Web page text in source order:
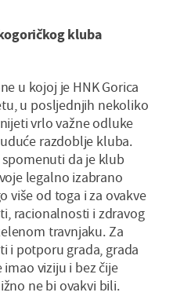
kluba
u kojoj je HNK Gorica
u posljednjih nekoliko
vrlo važne odluke
razdoblje kluba.
da je klub
legalno izabrano
više od toga i za ovakve
racionalnosti i zdravog
travnjaku. Za
i potporu grada, grada
viziju i bez čije
ne bi ovakvi bili.